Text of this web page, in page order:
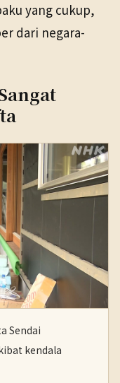
yang cukup,
dari negara-
Sendai
kendala